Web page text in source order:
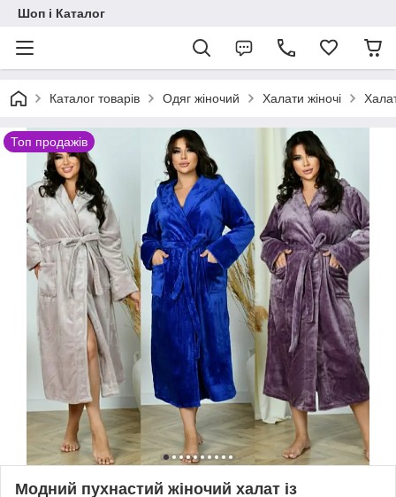
Шоп і Каталог
Каталог товарів Одяг жіночий Халати жіночі
Топ продажів
Модний пухнастий жіночий халат із